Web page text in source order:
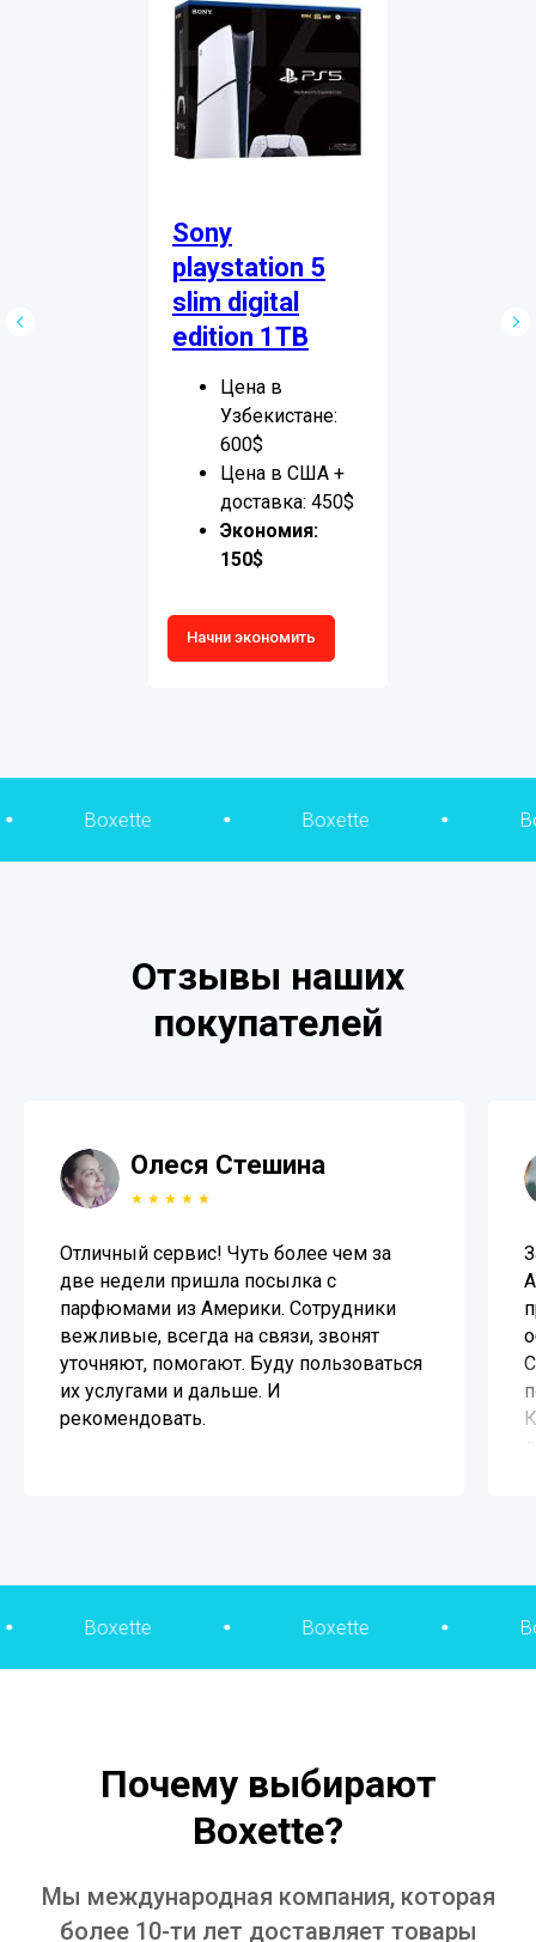
Sony
playstation 5
slim digital
edition 1TB
Цена в
Узбекистане:
600$
Цена в США +
доставка: 450$
Экономия:
150$
Начни экономить
Boxette Boxette
Отзывы наших
покупателей
Олеся Стешина
★ ★ ★ ★ ★
Отличный сервис! Чуть более чем за
две недели пришла посылка с
парфюмами из Америки. Сотрудники
вежливые, всегда на связи, звонят
уточняют, помогают. Буду пользоваться
их услугами и дальше. И
рекомендовать.
Boxette Boxette
Почему выбирают
Boxette?
Мы международная компания, которая
более 10-ти лет доставляет товары